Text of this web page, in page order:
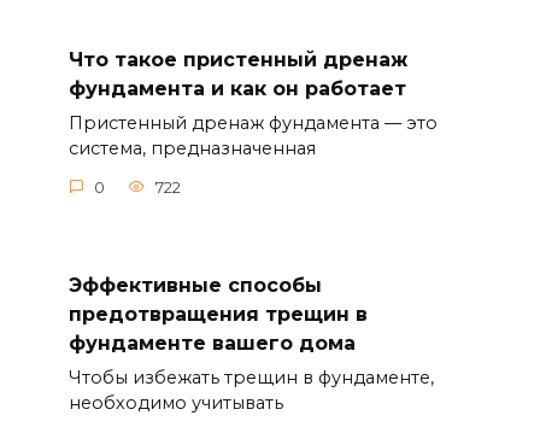
Что такое пристенный дренаж
фундамента и как он работает
Пристенный дренаж фундамента — это
система, предназначенная
0 722
Эффективные способы
предотвращения трещин в
фундаменте вашего дома
Чтобы избежать трещин в фундаменте,
необходимо учитывать